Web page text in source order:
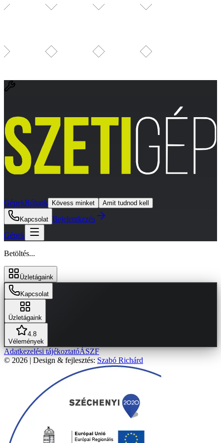
GépekRólunk Kövess minket Amit tudnod kell
Kapcsolat Bejelentkezés
Gépek
Betöltés...
Üzletágaink
Kapcsolat
Üzletágaink
4.8
Vélemények
Adatkezelési tájékoztatóÁSZF
© 2026 | Design & fejlesztés: Szabó Richárd